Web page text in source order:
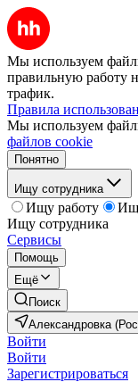
Мы используем
правильную работу
трафик.
Правила
Мы используем
файлов cookie
Понятно
Ищу сотрудника
Ищу работу
Ищу сотрудника
Сервисы
Помощь
Ещё
Поиск
Александровка
Войти
Войти
Зарегистрироваться